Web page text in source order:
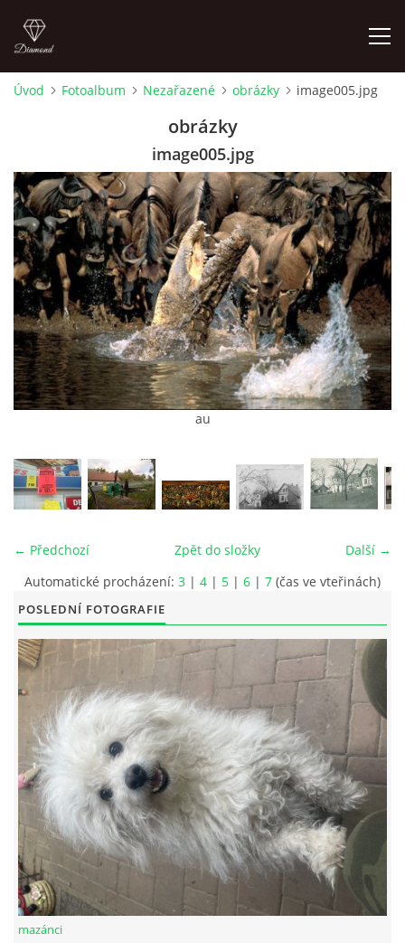
Pepouch
+420605716650
pepouch@seznam.cz
© 2026 eStránky.cz |RSS|Tisk|Aktualizováno: 26. 6. 2026|Nahoru ↑
Úvod Fotoalbum Nezařazené obrázky image005.jpg
obrázky
image005.jpg
au
← Předchozí Další →
Zpět do složky
Automatické procházení: 3 | 4 | 5 | 6 | 7 (čas ve vteřinách)
POSLEDNÍ FOTOGRAFIE
mazánci